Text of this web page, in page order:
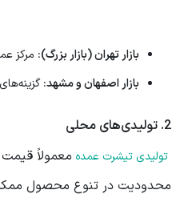
بازار تهران (بازار بزرگ): مرکز
بازار اصفهان و مشهد:
2. تولیدی‌های محلی
تولیدی تیشرت عمده معمولاً
محدودیت در تنوع محصول